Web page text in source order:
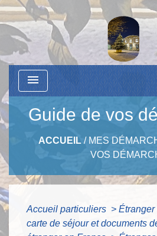
menu
Guide de vos
ACCUEIL/ MES
VOS
Accueil particuliers > Étranger
carte de séjour et documents